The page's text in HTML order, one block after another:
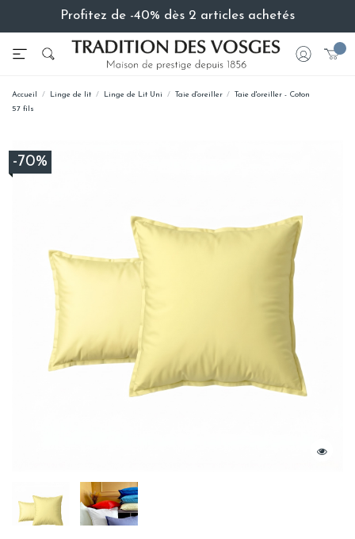
Profitez de -40% dès 2 articles achetés
Accueil Linge de lit Linge de Lit Uni Taie d'oreiller
Taie d'oreiller - Coton
57 fils
-70%